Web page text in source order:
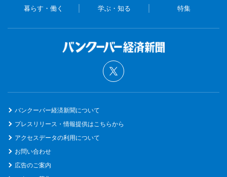
暮らす・働く 学ぶ・知る 特集
バンクーバー経済新聞について
プレスリリース・情報提供はこちらから
アクセスデータの利用について
お問い合わせ
広告のご案内